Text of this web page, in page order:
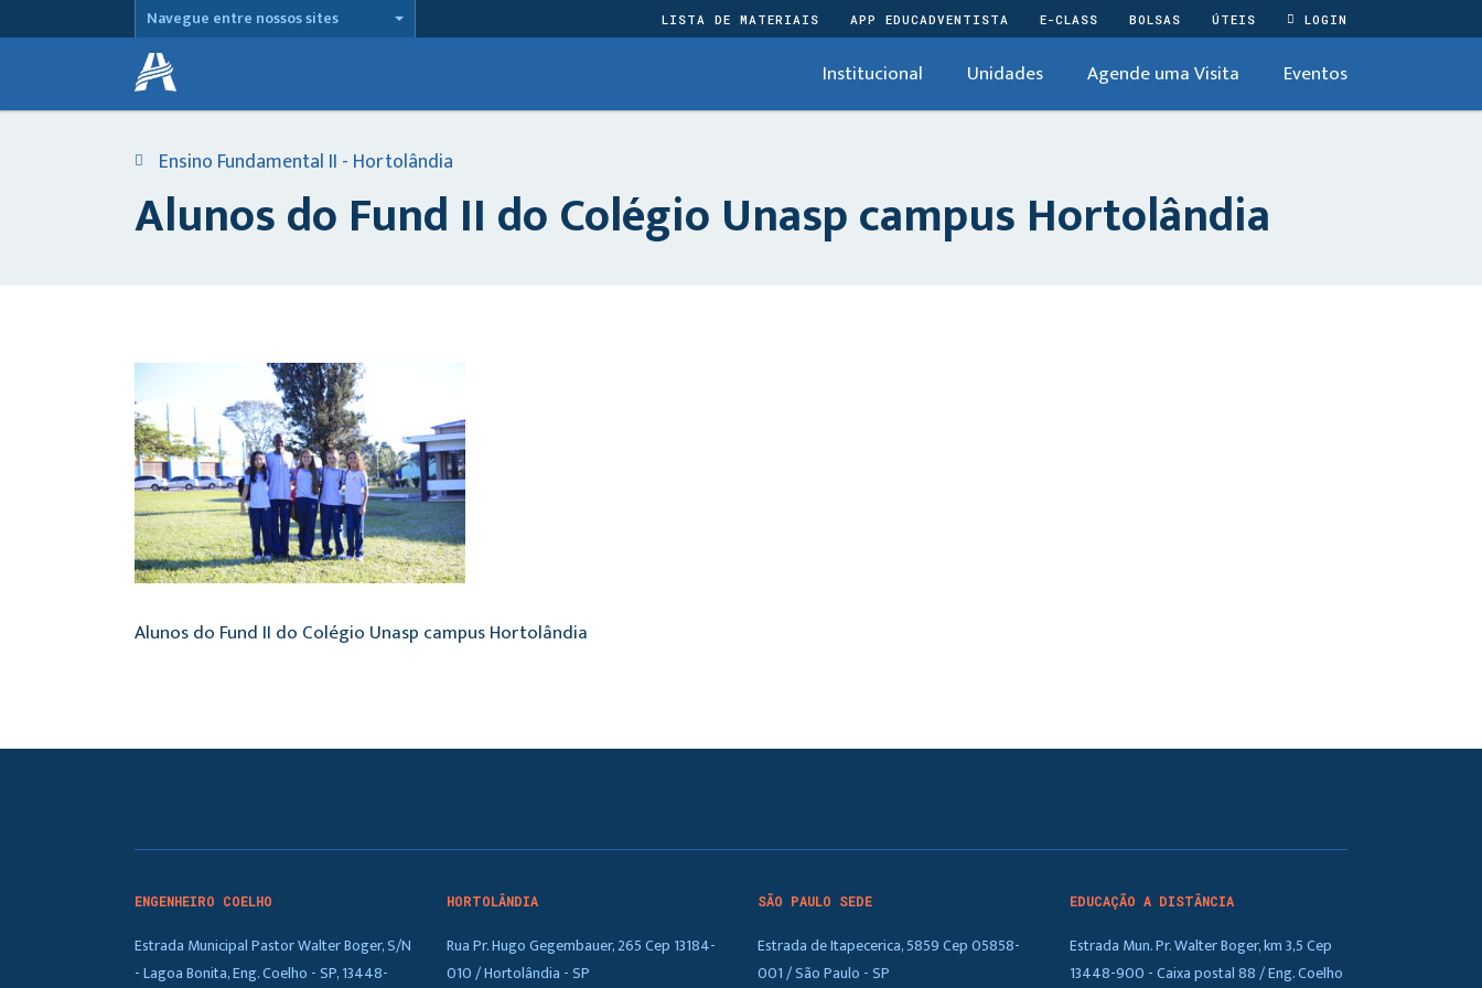
Navegue entre nossos sites LISTA DE MATERIAIS APP EDUCADVENTISTA E-CLASS BOLSAS ÚTEIS LOGIN
Institucional Unidades Agende uma Visita Eventos
Ensino Fundamental II - Hortolândia
Alunos do Fund II do Colégio Unasp campus Hortolândia
Alunos do Fund II do Colégio Unasp campus Hortolândia
ENGENHEIRO COELHO
Estrada Municipal Pastor Walter Boger, S/N
- Lagoa Bonita, Eng. Coelho - SP, 13448-
HORTOLÂNDIA
Rua Pr. Hugo Gegembauer, 265 Cep 13184-
010 / Hortolândia - SP
SÃO PAULO SEDE
Estrada de Itapecerica, 5859 Cep 05858-
001 / São Paulo - SP
EDUCAÇÃO A DISTÂNCIA
Estrada Mun. Pr. Walter Boger, km 3,5 Cep
13448-900 - Caixa postal 88 / Eng. Coelho